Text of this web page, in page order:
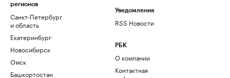
регионов
Санкт-Петербург
и область
Екатеринбург
Новосибирск
Омск
Башкортостан
Уведомления
RSS Новости
РБК
О компании
Контактная